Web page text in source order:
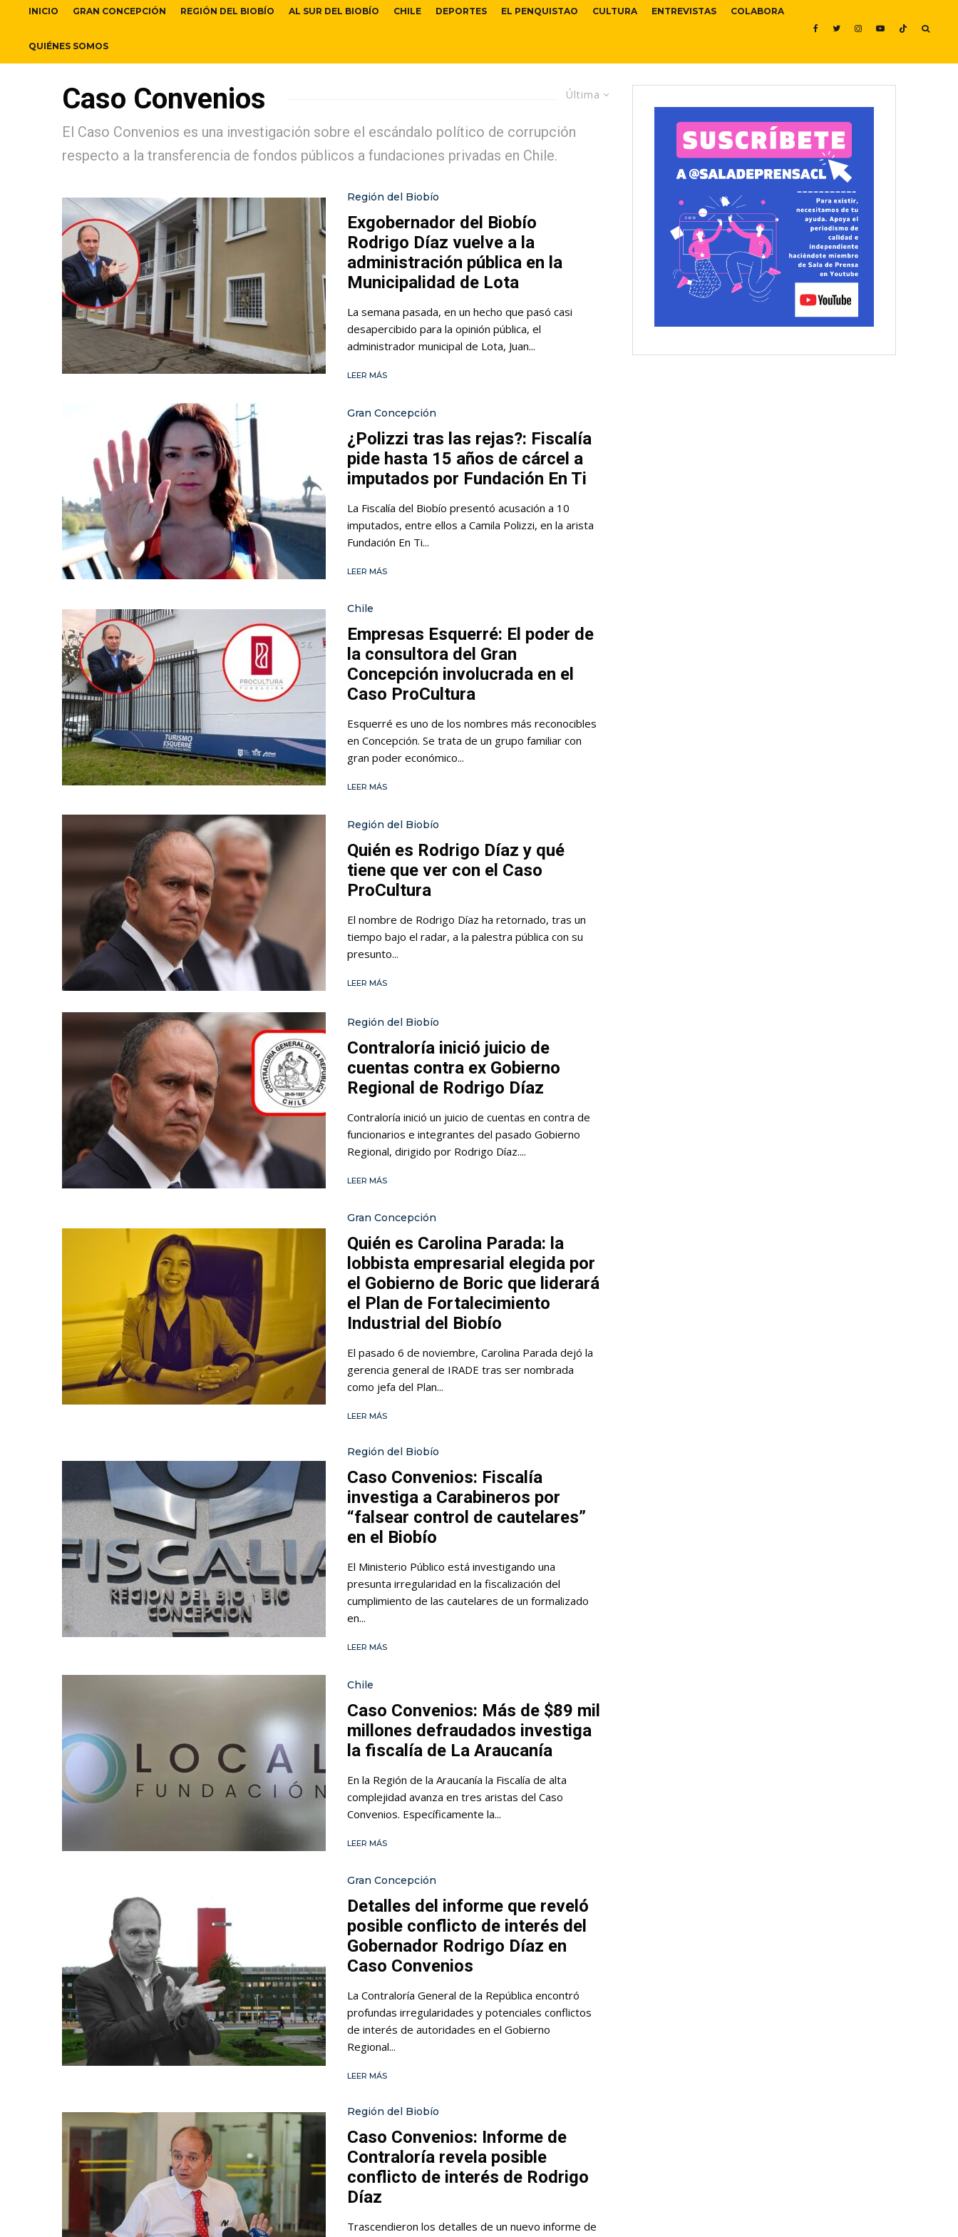
INICIO GRAN CONCEPCIÓN REGIÓN DEL BIOBÍO AL SUR DEL BIOBÍO CHILE DEPORTES EL PENQUISTAO CULTURA ENTREVISTAS COLABORA
QUIÉNES SOMOS
Última
Caso Convenios
El Caso Convenios es una investigación sobre el escándalo político de corrupción
respecto a la transferencia de fondos públicos a fundaciones privadas en Chile.
Región del Biobío
Exgobernador del Biobío
Rodrigo Díaz vuelve a la
administración pública en la
Municipalidad de Lota
La semana pasada, en un hecho que pasó casi
desapercibido para la opinión pública, el
administrador municipal de Lota, Juan...
LEER MÁS
Gran Concepción
¿Polizzi tras las rejas?: Fiscalía
pide hasta 15 años de cárcel a
imputados por Fundación En Ti
La Fiscalía del Biobío presentó acusación a 10
imputados, entre ellos a Camila Polizzi, en la arista
Fundación En Ti...
LEER MÁS
Chile
Empresas Esquerré: El poder de
la consultora del Gran
Concepción involucrada en el
Caso ProCultura
Esquerré es uno de los nombres más reconocibles
en Concepción. Se trata de un grupo familiar con
gran poder económico...
LEER MÁS
Región del Biobío
Quién es Rodrigo Díaz y qué
tiene que ver con el Caso
ProCultura
El nombre de Rodrigo Díaz ha retornado, tras un
tiempo bajo el radar, a la palestra pública con su
presunto...
LEER MÁS
Región del Biobío
Contraloría inició juicio de
cuentas contra ex Gobierno
Regional de Rodrigo Díaz
Contraloría inició un juicio de cuentas en contra de
funcionarios e integrantes del pasado Gobierno
Regional, dirigido por Rodrigo Díaz....
LEER MÁS
Gran Concepción
Quién es Carolina Parada: la
lobbista empresarial elegida por
el Gobierno de Boric que liderará
el Plan de Fortalecimiento
Industrial del Biobío
El pasado 6 de noviembre, Carolina Parada dejó la
gerencia general de IRADE tras ser nombrada
como jefa del Plan...
LEER MÁS
Región del Biobío
Caso Convenios: Fiscalía
investiga a Carabineros por
“falsear control de cautelares”
en el Biobío
El Ministerio Público está investigando una
presunta irregularidad en la fiscalización del
cumplimiento de las cautelares de un formalizado
en...
LEER MÁS
Chile
Caso Convenios: Más de $89 mil
millones defraudados investiga
la fiscalía de La Araucanía
En la Región de la Araucanía la Fiscalía de alta
complejidad avanza en tres aristas del Caso
Convenios. Específicamente la...
LEER MÁS
Gran Concepción
Detalles del informe que reveló
posible conflicto de interés del
Gobernador Rodrigo Díaz en
Caso Convenios
La Contraloría General de la República encontró
profundas irregularidades y potenciales conflictos
de interés de autoridades en el Gobierno
Regional...
LEER MÁS
Región del Biobío
Caso Convenios: Informe de
Contraloría revela posible
conflicto de interés de Rodrigo
Díaz
Trascendieron los detalles de un nuevo informe de